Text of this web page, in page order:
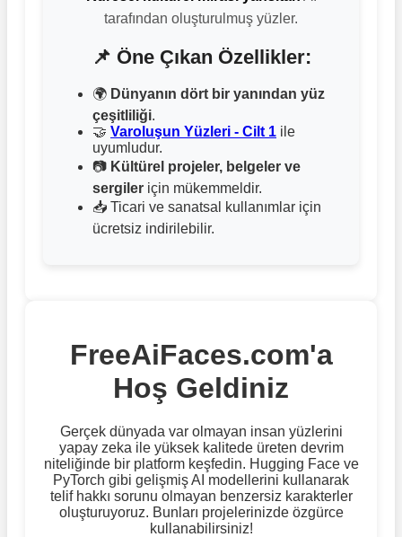
tarafından oluşturulmuş yüzler.
📌 Öne Çıkan Özellikler:
🌍 Dünyanın dört bir yanından yüz
çeşitliliği.
🤝 Varoluşun Yüzleri - Cilt 1 ile
uyumludur.
📷 Kültürel projeler, belgeler ve
sergiler için mükemmeldir.
📥 Ticari ve sanatsal kullanımlar için
ücretsiz indirilebilir.
FreeAiFaces.com'a
Hoş Geldiniz
Gerçek dünyada var olmayan insan yüzlerini
yapay zeka ile yüksek kalitede üreten devrim
niteliğinde bir platform keşfedin. Hugging Face ve
PyTorch gibi gelişmiş AI modellerini kullanarak
telif hakkı sorunu olmayan benzersiz karakterler
oluşturuyoruz. Bunları projelerinizde özgürce
kullanabilirsiniz!